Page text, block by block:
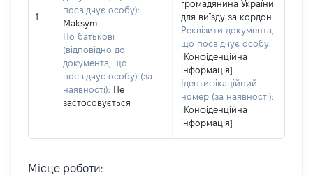
1
посвідчує особу):
Maksym
По батькові
(відповідно до
документа, що
посвідчує особу) (за
наявності): Не
застосовується
громадянина України
для виїзду за кордон
Реквізити документа,
що посвідчує особу:
[Конфіденційна
інформація]
Ідентифікаційний
номер (за наявності):
[Конфіденційна
інформація]
Місце роботи: